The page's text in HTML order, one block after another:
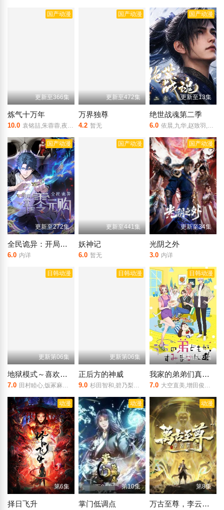
国产动漫
更新至366集
炼气十万年
10.0 袁铭喆,朱蓉蓉,夜渡于野,孙睿扬,王曼诗,周侗,夏觅尘,孙熹鹤,张胡子,唐策,李翰林,闫子蔚,胡正健,叙白,家明,康潇文,三羊,易湫,梅媛菲,凃雄飞,羊羽先生
国产动漫
更新至472集
万界独尊
4.2 暂无
国产动漫
更新至13集
绝世战魂第二季
6.0 依晨,九华,赵致羽,子兮,徐阿木,月半小铭,啸月,空目十一,宁冀荣,棒菜,朝闻,柳川鱼,背锅虫,墨不是,残月的枫影,子算,祈衍,孙九澳,小源,磊子,砂糖,粽子,景明吉吉,月白,哒小兜,书生,今语
国产动漫
更新至272集
全民诡异：开局掌握零元购·动态漫画
6.0 内详
国产动漫
更新至441集
妖神记
6.0 暂无
国产动漫
更新至34集
光阴之外
3.0 内详
日韩动漫
更新第06集
地狱模式～喜欢速通游戏的玩家在废设定异世界无双～第二季
7.0 田村睦心,饭冢麻结,畠中祐,千本木彩花,石川英郎,大原沙耶香,小市真琴,杉田智和,千叶翔也,三宅麻理惠,大塚明夫,宫本崇弘,樱井孝宏
日韩动漫
更新第06集
正后方的神威
9.0 杉田智和,碧乃梨心,市道真央,相坂优歌,井泽诗织
日韩动漫
更新第06集
我家的弟弟们真是让您费心了
7.0 大空直美,增田俊树,八代拓,小野贤章,寺泽百花,小野大辅,远藤绫
动漫
第6集
择日飞升
动漫
第10集
掌门低调点
动漫
第8集
万古至尊，李云霄传